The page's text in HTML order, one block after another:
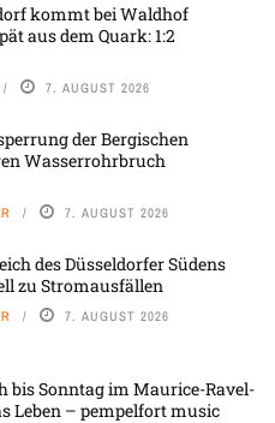
kommt bei Waldhof
aus dem Quark: 1:2
7. AUGUST 2026
der Bergischen
Wasserrohrbruch
7. AUGUST 2026
des Düsseldorfer Südens
zu Stromausfällen
7. AUGUST 2026
bis Sonntag im Maurice-Ravel-
Leben – pempelfort music